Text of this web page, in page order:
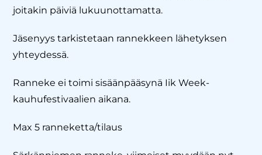
joitakin päiviä lukuunottamatta.
Jäsenyys tarkistetaan rannekkeen lähetyksen
yhteydessä.
Ranneke ei toimi sisäänpääsynä Iik Week-
kauhufestivaalien aikana.
Max 5 ranneketta/tilaus